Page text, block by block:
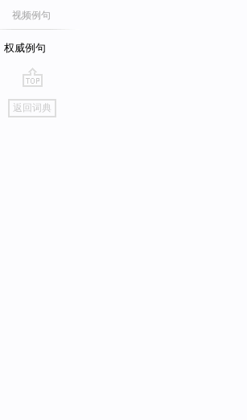
视频例句
权威例句
go
top
返回词典